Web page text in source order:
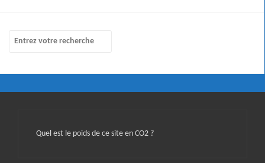
Quel est le poids de ce site en CO2 ?